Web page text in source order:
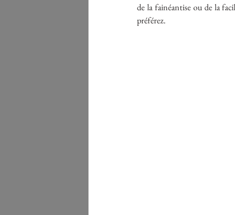
de la fainéantise ou de la
préférez.